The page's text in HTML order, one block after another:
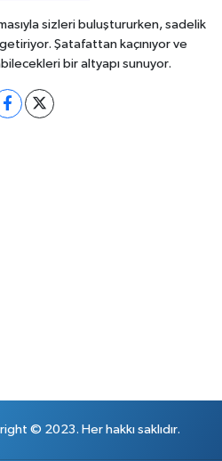
sizleri buluştururken, sadelik
Şatafattan kaçınıyor ve
bir altyapı sunuyor.
© 2023. Her hakkı saklıdır.